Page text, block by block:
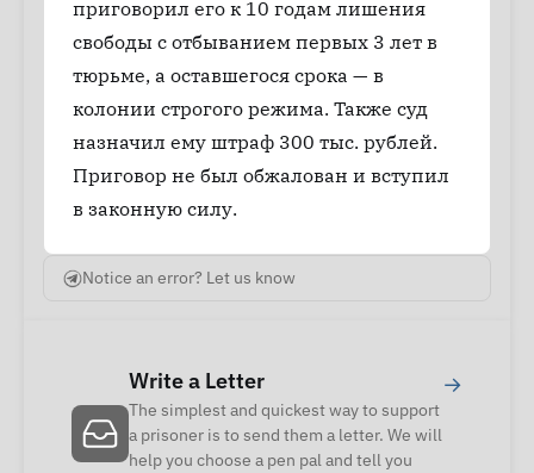
приговорил его к 10 годам лишения
свободы с отбыванием первых 3 лет в
тюрьме, а оставшегося срока — в
колонии строгого режима. Также суд
назначил ему штраф 300 тыс. рублей.
Приговор не был обжалован и вступил
в законную силу.
Notice an error? Let us know
Write a Letter
The simplest and quickest way to support
a prisoner is to send them a letter. We will
help you choose a pen pal and tell you
→